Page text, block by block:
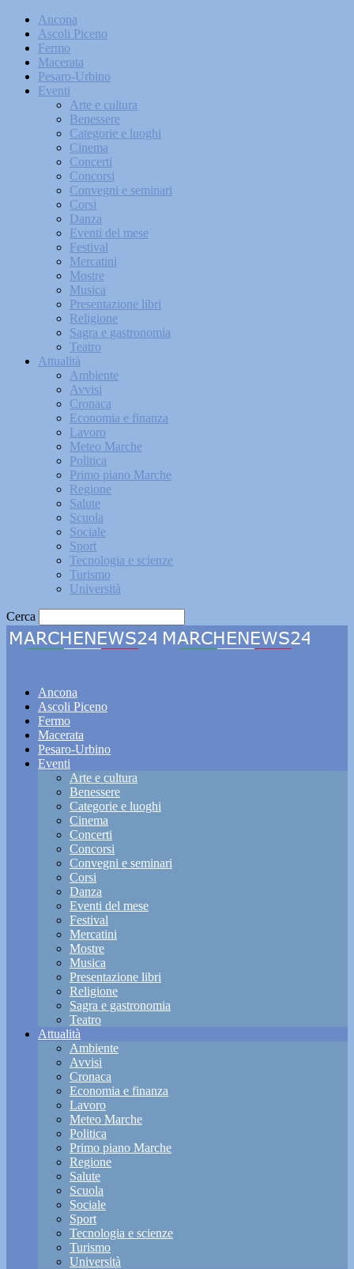
Ancona
Ascoli Piceno
Fermo
Macerata
Pesaro-Urbino
Eventi
Arte e cultura
Benessere
Categorie e luoghi
Cinema
Concerti
Concorsi
Convegni e seminari
Corsi
Danza
Eventi del mese
Festival
Mercatini
Mostre
Musica
Presentazione libri
Religione
Sagra e gastronomia
Teatro
Attualità
Ambiente
Avvisi
Cronaca
Economia e finanza
Lavoro
Meteo Marche
Politica
Primo piano Marche
Regione
Salute
Scuola
Sociale
Sport
Tecnologia e scienze
Turismo
Università
Cerca
Ancona
Ascoli Piceno
Fermo
Macerata
Pesaro-Urbino
Eventi
Arte e cultura
Benessere
Categorie e luoghi
Cinema
Concerti
Concorsi
Convegni e seminari
Corsi
Danza
Eventi del mese
Festival
Mercatini
Mostre
Musica
Presentazione libri
Religione
Sagra e gastronomia
Teatro
Attualità
Ambiente
Avvisi
Cronaca
Economia e finanza
Lavoro
Meteo Marche
Politica
Primo piano Marche
Regione
Salute
Scuola
Sociale
Sport
Tecnologia e scienze
Turismo
Università